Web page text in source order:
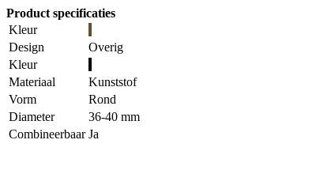
Product specificaties
Kleur
Design
Overig
Kleur
Materiaal
Kunststof
Vorm
Rond
Diameter
36-40 mm
Combineerbaar Ja